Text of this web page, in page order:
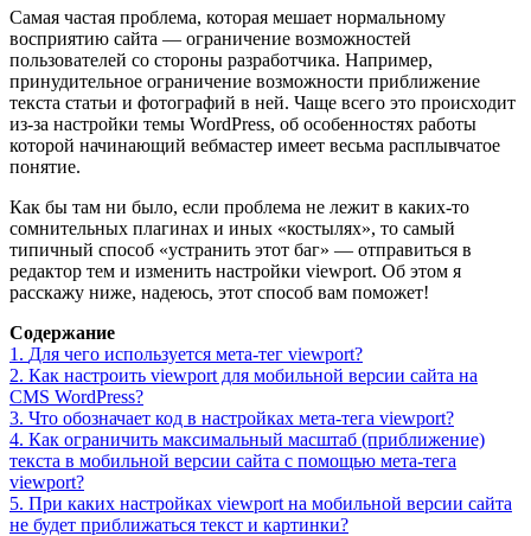
Самая частая проблема, которая мешает нормальному
восприятию сайта — ограничение возможностей
пользователей со стороны разработчика. Например,
принудительное ограничение возможности приближение
текста статьи и фотографий в ней. Чаще всего это происходит
из-за настройки темы WordPress, об особенностях работы
которой начинающий вебмастер имеет весьма расплывчатое
понятие.
Как бы там ни было, если проблема не лежит в каких-то
сомнительных плагинах и иных «костылях», то самый
типичный способ «устранить этот баг» — отправиться в
редактор тем и изменить настройки viewport. Об этом я
расскажу ниже, надеюсь, этот способ вам поможет!
Содержание
1. Для чего используется мета-тег viewport?
2. Как настроить viewport для мобильной версии сайта на
CMS WordPress?
3. Что обозначает код в настройках мета-тега viewport?
4. Как ограничить максимальный масштаб (приближение)
текста в мобильной версии сайта с помощью мета-тега
viewport?
5. При каких настройках viewport на мобильной версии сайта
не будeт приближаться текст и картинки?